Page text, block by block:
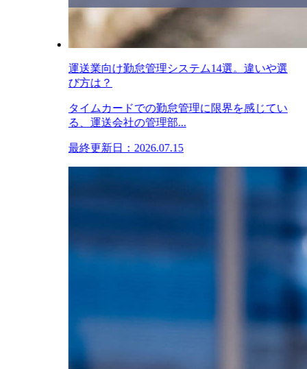
運送業向け勤怠管理システム14選。違いや選
び方は？
タイムカードでの勤怠管理に限界を感じてい
る、運送会社の管理部...
最終更新日：2026.07.15